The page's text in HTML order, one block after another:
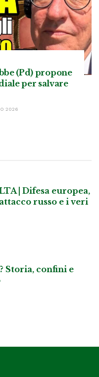
(Pd) propone
per salvare
2026
| Difesa europea,
russo e i veri
Storia, confini e